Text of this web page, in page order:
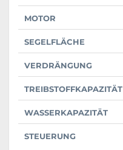
MOTOR
SEGELFLÄCHE
VERDRÄNGUNG
TREIBSTOFFKAPAZITÄT
WASSERKAPAZITÄT
STEUERUNG